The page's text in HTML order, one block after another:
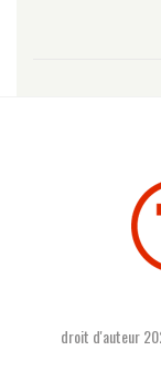
droit d'auteur